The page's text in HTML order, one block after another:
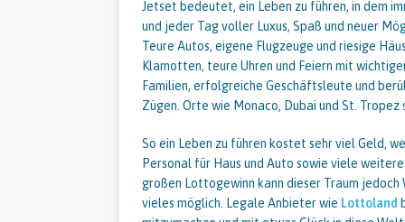
Jetset bedeutet, ein Leben zu führen, in dem
und jeder Tag voller Luxus, Spaß und neuer
Teure Autos, eigene Flugzeuge und riesige
Klamotten, teure Uhren und Feiern mit
Familien, erfolgreiche Geschäftsleute und
Zügen. Orte wie Monaco, Dubai und St.
So ein Leben zu führen kostet sehr viel Geld,
Personal für Haus und Auto sowie viele
großen Lottogewinn kann dieser Traum
vieles möglich. Legale Anbieter wie Lottoland